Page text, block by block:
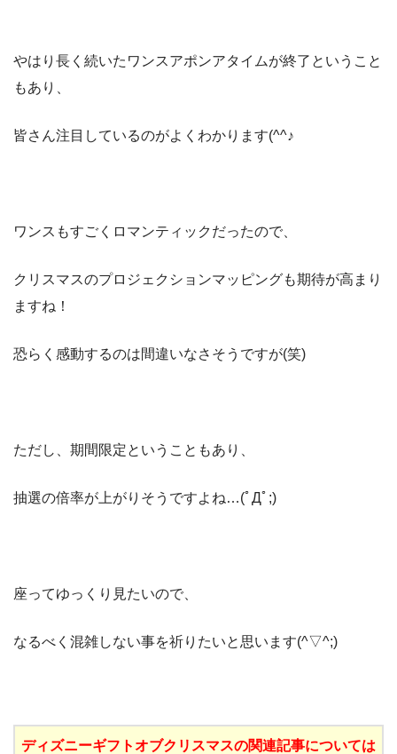
やはり長く続いたワンスアポンアタイムが終了ということ
もあり、
皆さん注目しているのがよくわかります(^^♪
ワンスもすごくロマンティックだったので、
クリスマスのプロジェクションマッピングも期待が高まり
ますね！
恐らく感動するのは間違いなさそうですが(笑)
ただし、期間限定ということもあり、
抽選の倍率が上がりそうですよね…(ﾟДﾟ;)
座ってゆっくり見たいので、
なるべく混雑しない事を祈りたいと思います(^▽^;)
ディズニーギフトオブクリスマスの関連記事については